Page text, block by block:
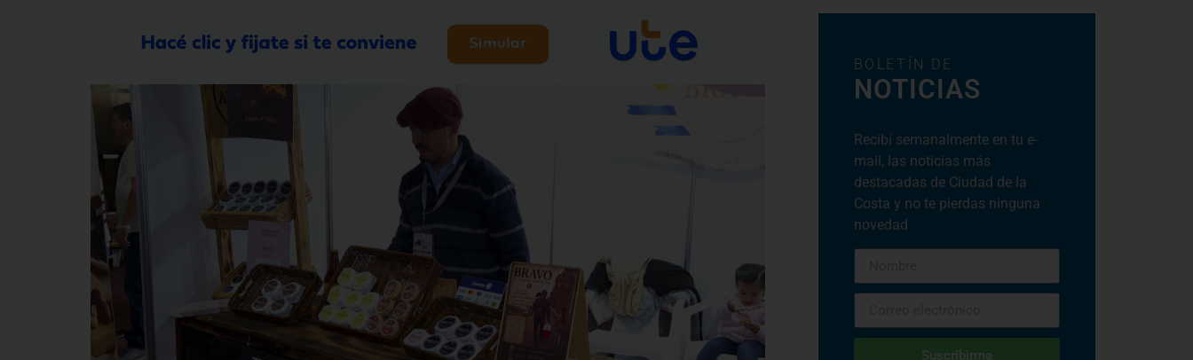
BOLETÍN DE
NOTICIAS
Recibí semanalmente en tu e-
mail, las noticias más
destacadas de Ciudad de la
Costa y no te pierdas ninguna
novedad
Suscribirme